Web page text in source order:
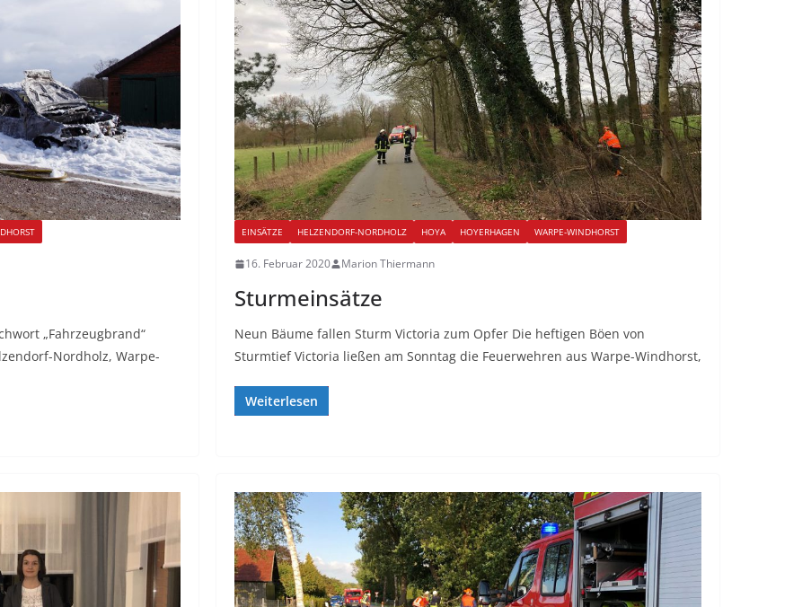
„Fahrzeugbrand“
Nordholz, Warpe-
EINSÄTZE HELZENDORF-NORDHOLZ HOYA HOYERHAGEN WARPE-WINDHORST
16. Februar 2020 Marion Thiermann
Sturmeinsätze
Neun Bäume fallen Sturm Victoria zum Opfer Die heftigen Böen von
Sturmtief Victoria ließen am Sonntag die Feuerwehren aus Warpe-Windhorst,
Weiterlesen